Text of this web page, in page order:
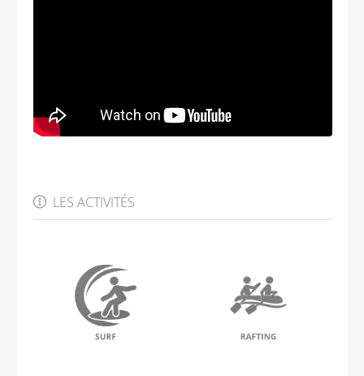
LES ACTIVITÉS